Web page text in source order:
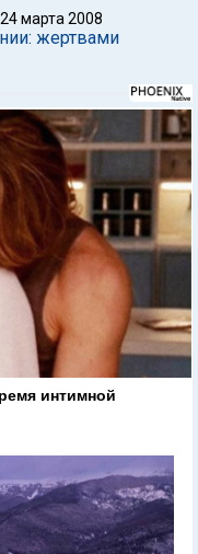
24 марта 2008
жертвами
интимной